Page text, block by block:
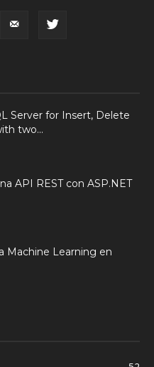
Server for Insert, Delete
two...
API REST con ASP.NET
Machine Learning en